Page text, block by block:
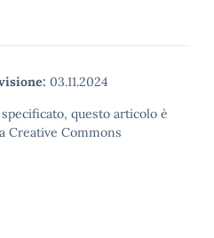
03.11.2024
questo articolo è
Creative Commons